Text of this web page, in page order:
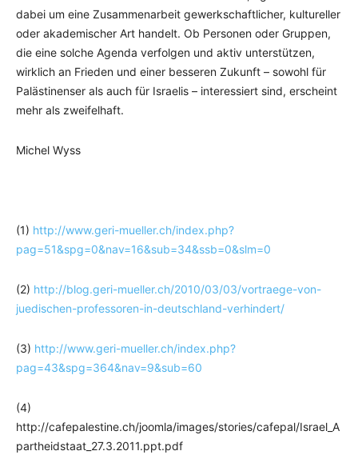
dabei um eine Zusammenarbeit gewerkschaftlicher, kultureller
oder akademischer Art handelt. Ob Personen oder Gruppen,
die eine solche Agenda verfolgen und aktiv unterstützen,
wirklich an Frieden und einer besseren Zukunft – sowohl für
Palästinenser als auch für Israelis – interessiert sind, erscheint
mehr als zweifelhaft.
Michel Wyss
(1) http://www.geri-mueller.ch/index.php?
pag=51&spg=0&nav=16&sub=34&ssb=0&slm=0
(2) http://blog.geri-mueller.ch/2010/03/03/vortraege-von-
juedischen-professoren-in-deutschland-verhindert/
(3) http://www.geri-mueller.ch/index.php?
pag=43&spg=364&nav=9&sub=60
(4)
http://cafepalestine.ch/joomla/images/stories/cafepal/Israel_A
partheidstaat_27.3.2011.ppt.pdf